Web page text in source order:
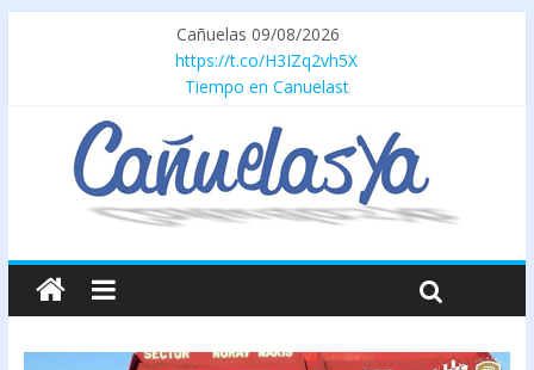
Cañuelas 09/08/2026
https://t.co/H3IZq2vh5X
Tiempo en Canuelast